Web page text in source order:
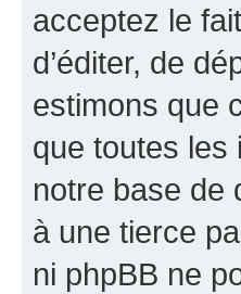
acceptez le
d’éditer, de
estimons que
que toutes les
notre base de
à une tierce
ni phpBB ne